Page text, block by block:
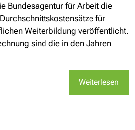
Bundesagentur für Arbeit die
für
Weiterbildung veröffentlicht.
sind die in den Jahren
Weiterlesen